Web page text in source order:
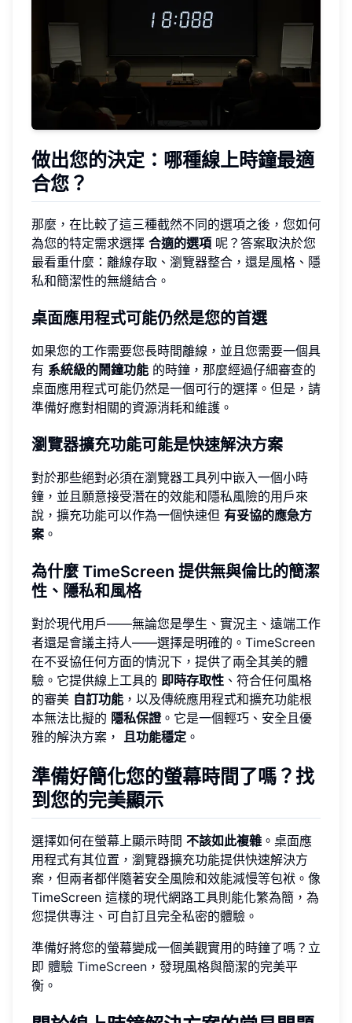
做出您的決定：哪種線上時鐘最適
合您？
那麼，在比較了這三種截然不同的選項之後，您如何
為您的特定需求選擇 合適的選項 呢？答案取決於您
最看重什麼：離線存取、瀏覽器整合，還是風格、隱
私和簡潔性的無縫結合。
桌面應用程式可能仍然是您的首選
如果您的工作需要您長時間離線，並且您需要一個具
有 系統級的鬧鐘功能 的時鐘，那麼經過仔細審查的
桌面應用程式可能仍然是一個可行的選擇。但是，請
準備好應對相關的資源消耗和維護。
瀏覽器擴充功能可能是快速解決方案
對於那些絕對必須在瀏覽器工具列中嵌入一個小時
鐘，並且願意接受潛在的效能和隱私風險的用戶來
說，擴充功能可以作為一個快速但 有妥協的應急方
案 。
為什麼 TimeScreen 提供無與倫比的簡潔
性、隱私和風格
對於現代用戶——無論您是學生、實況主、遠端工作
者還是會議主持人——選擇是明確的。TimeScreen
在不妥協任何方面的情況下，提供了兩全其美的體
驗。它提供線上工具的 即時存取性 、符合任何風格
的審美 自訂功能 ，以及傳統應用程式和擴充功能根
本無法比擬的 隱私保證。它是一個輕巧、安全且優
雅的解決方案，
且功能穩定 。
準備好簡化您的螢幕時間了嗎？找
到您的完美顯示
選擇如何在螢幕上顯示時間 不該如此複雜 。桌面應
用程式有其位置，瀏覽器擴充功能提供快速解決方
案，但兩者都伴隨著安全風險和效能減慢等包袱。像
TimeScreen 這樣的現代網路工具則能化繁為簡，為
您提供專注、可自訂且完全私密的體驗。
準備好將您的螢幕變成一個美觀實用的時鐘了嗎？立
即 體驗 TimeScreen ，發現風格與簡潔的完美平
衡。